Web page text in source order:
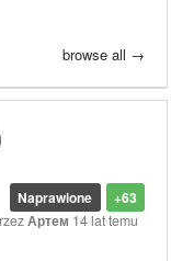
browse all →
+63
Naprawione
Артем 14 lat temu